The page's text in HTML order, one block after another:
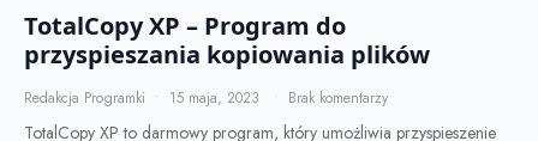
TotalCopy XP – Program do
przyspieszania kopiowania plików
Redakcja Programki 15 maja, 2023 Brak komentarzy
TotalCopy XP to darmowy program, który umożliwia przyspieszenie